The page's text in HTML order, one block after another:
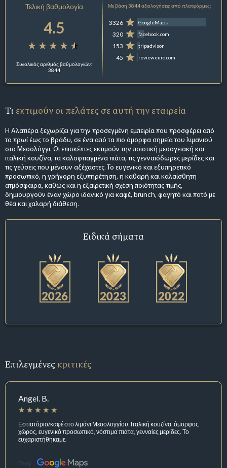
Τελική βαθμολογία
4.5
Συνολικός αριθμός βαθμολογιών:
3844
Με βάση 3844 αξιολογήσεις από πλατφόρμες:
3326 GoogleMaps
320 facebook.com
153 tripadvisor
45 revieweuro.com
Τι εκτιμούν οι πελάτες σε αυτή την εταιρεία
Η Αλατιέρα ξεχωρίζει για την προσεγμένη εμπειρία που προσφέρει από
το πρωί έως το βράδυ, σε ένα από τα πιο όμορφα σημεία του λιμανιού
στο Μεσολόγγι. Οι επισκέπτες εκτιμούν την ποιοτική μεσογειακή και
ιταλική κουζίνα, τα καλοφτιαγμένα πιάτα, τις γενναιόδωρες μερίδες και
τις γεύσεις που μένουν αξέχαστες. Το ευγενικό και εξυπηρετικό
προσωπικό, η γρήγορη εξυπηρέτηση, η καθαρή και καλαίσθητη
ατμόσφαιρα, καθώς και η εξαιρετική σχέση ποιότητας-τιμής,
δημιουργούν έναν χώρο ιδανικό για καφέ, brunch, φαγητό και ποτό με
θέα και χαλαρή διάθεση.
Ειδικά σήματα
Επιλεγμένεςκριτικές
Angel. B.
Εστιατόριο/καφέ στο λιμάνι Μεσολογγίου. Ιταλική κουζίνα, όμορφος
χώρος, ευγενικό προσωπικό, νόστιμα πιάτα, γενναίες μερίδες. Το
ευχαριστήθηκαμε.
Πηγή: